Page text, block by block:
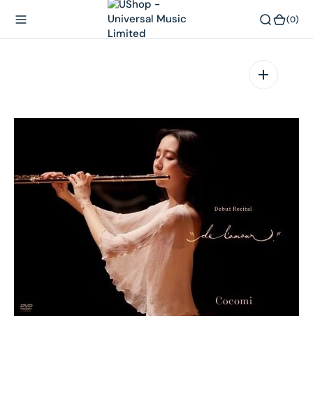
(0)
在
相
簿
中
開
啟